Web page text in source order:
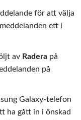
för att välja
ett i
av Radera på
på
Galaxy-telefon
ha gått in i önskad